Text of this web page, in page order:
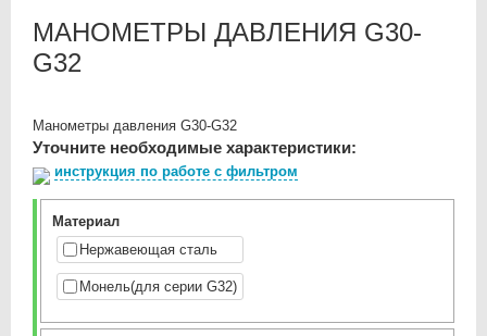
МАНОМЕТРЫ ДАВЛЕНИЯ G30-
G32
Манометры давления G30-G32
Уточните необходимые характеристики:
инструкция по работе с фильтром
Материал
Нержавеющая сталь
Монель(для серии G32)